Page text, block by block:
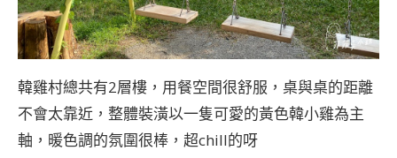
韓雞村總共有2層樓，用餐空間很舒服，桌與桌的距離
不會太靠近，整體裝潢以一隻可愛的黃色韓小雞為主
軸，暖色調的氛圍很棒，超chill的呀